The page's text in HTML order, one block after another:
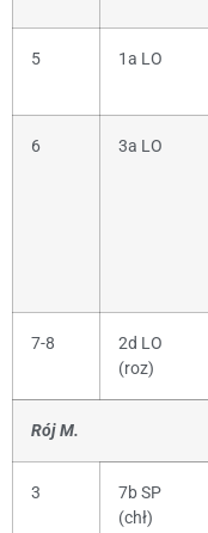
5 1a LO
6 3a LO
7-8
2d LO
(roz)
Rój M.
3
7b SP
(chł)